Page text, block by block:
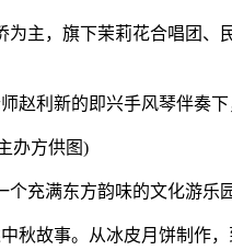
主，旗下茉莉花合唱团、
利新的即兴手风琴伴奏下
办方供图)
充满东方韵味的文化游乐园
故事。从冰皮月饼制作